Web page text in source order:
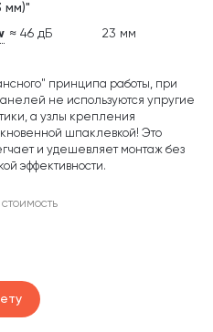
мм)"
≈ 46 дБ
23 мм
принципа работы, при
не используются упругие
а узлы крепления
шпаклевкой! Это
и удешевляет монтаж без
эффективности.